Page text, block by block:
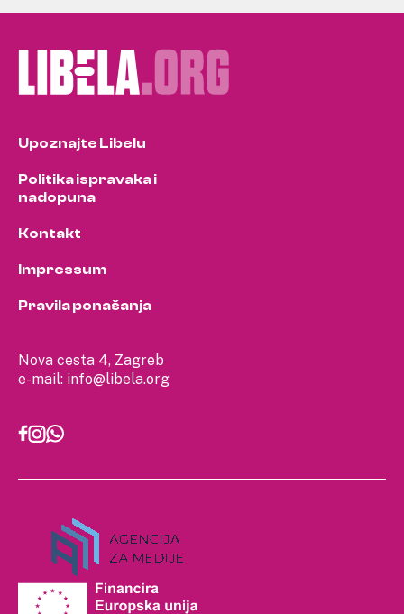
Nova cesta 4, Zagreb
e-mail: info@libela.org
Upoznajte Libelu
Politika ispravaka i
nadopuna
Kontakt
Impressum
Pravila ponašanja